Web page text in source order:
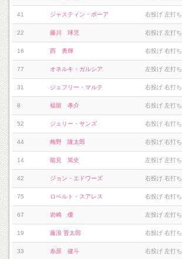
41 ジャスティン・ボーア 右投げ 左打ち
22 藤川 球児 右投げ 左打ち
16 西 勇輝 右投げ 右打ち
77 オネルキ・ガルシア 左投げ 左打ち
31 ジェフリー・マルテ 右投げ 右打ち
8 福留 孝介 右投げ 左打ち
52 ジェリー・サンズ 右投げ 右打ち
44 梅野 隆太郎 右投げ 右打ち
14 能見 篤史 左投げ 左打ち
42 ジョン・エドワーズ 右投げ 右打ち
75 ロベルト・スアレス 右投げ 右打ち
67 岩崎 優 左投げ 左打ち
19 藤浪 晋太郎 右投げ 右打ち
33 糸原 健斗 右投げ 左打ち